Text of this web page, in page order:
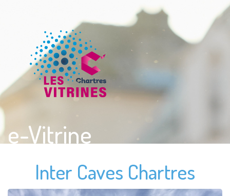
e-Vitrine
Inter Caves Chartres